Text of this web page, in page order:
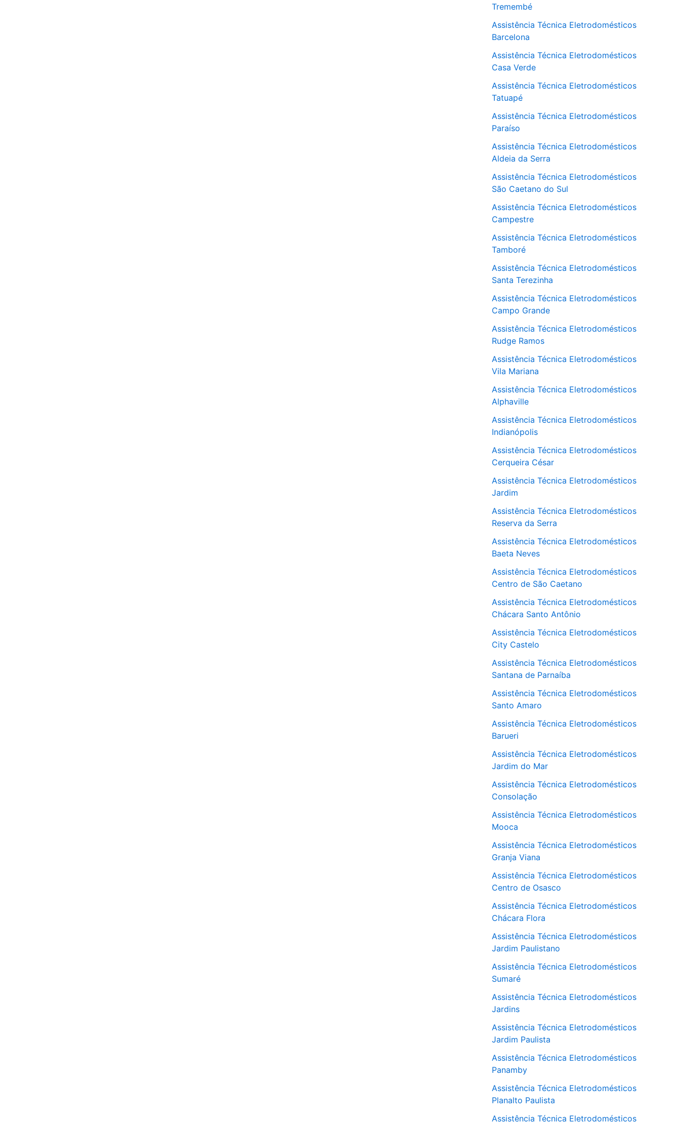
Tremembé
Assistência Técnica Eletrodomésticos
Barcelona
Assistência Técnica Eletrodomésticos
Casa Verde
Assistência Técnica Eletrodomésticos
Tatuapé
Assistência Técnica Eletrodomésticos
Paraíso
Assistência Técnica Eletrodomésticos
Aldeia da Serra
Assistência Técnica Eletrodomésticos
São Caetano do Sul
Assistência Técnica Eletrodomésticos
Campestre
Assistência Técnica Eletrodomésticos
Tamboré
Assistência Técnica Eletrodomésticos
Santa Terezinha
Assistência Técnica Eletrodomésticos
Campo Grande
Assistência Técnica Eletrodomésticos
Rudge Ramos
Assistência Técnica Eletrodomésticos
Vila Mariana
Assistência Técnica Eletrodomésticos
Alphaville
Assistência Técnica Eletrodomésticos
Indianópolis
Assistência Técnica Eletrodomésticos
Cerqueira César
Assistência Técnica Eletrodomésticos
Jardim
Assistência Técnica Eletrodomésticos
Reserva da Serra
Assistência Técnica Eletrodomésticos
Baeta Neves
Assistência Técnica Eletrodomésticos
Centro de São Caetano
Assistência Técnica Eletrodomésticos
Chácara Santo Antônio
Assistência Técnica Eletrodomésticos
City Castelo
Assistência Técnica Eletrodomésticos
Santana de Parnaíba
Assistência Técnica Eletrodomésticos
Santo Amaro
Assistência Técnica Eletrodomésticos
Barueri
Assistência Técnica Eletrodomésticos
Jardim do Mar
Assistência Técnica Eletrodomésticos
Consolação
Assistência Técnica Eletrodomésticos
Mooca
Assistência Técnica Eletrodomésticos
Granja Viana
Assistência Técnica Eletrodomésticos
Centro de Osasco
Assistência Técnica Eletrodomésticos
Chácara Flora
Assistência Técnica Eletrodomésticos
Jardim Paulistano
Assistência Técnica Eletrodomésticos
Sumaré
Assistência Técnica Eletrodomésticos
Jardins
Assistência Técnica Eletrodomésticos
Jardim Paulista
Assistência Técnica Eletrodomésticos
Panamby
Assistência Técnica Eletrodomésticos
Planalto Paulista
Assistência Técnica Eletrodomésticos